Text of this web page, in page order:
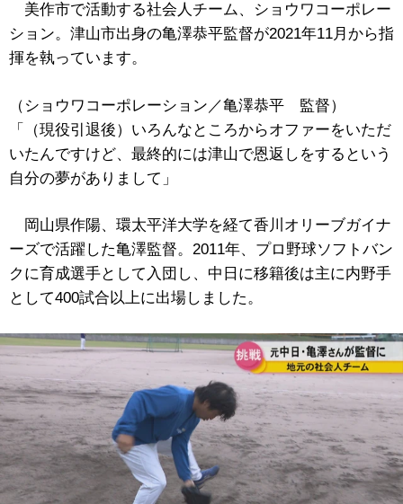
美作市で活動する社会人チーム、ショウワコーポレー
ション。津山市出身の亀澤恭平監督が2021年11月から指
揮を執っています。
（ショウワコーポレーション／亀澤恭平 監督）
「（現役引退後）いろんなところからオファーをいただ
いたんですけど、最終的には津山で恩返しをするという
自分の夢がありまして」
岡山県作陽、環太平洋大学を経て香川オリーブガイナ
ーズで活躍した亀澤監督。2011年、プロ野球ソフトバン
クに育成選手として入団し、中日に移籍後は主に内野手
として400試合以上に出場しました。